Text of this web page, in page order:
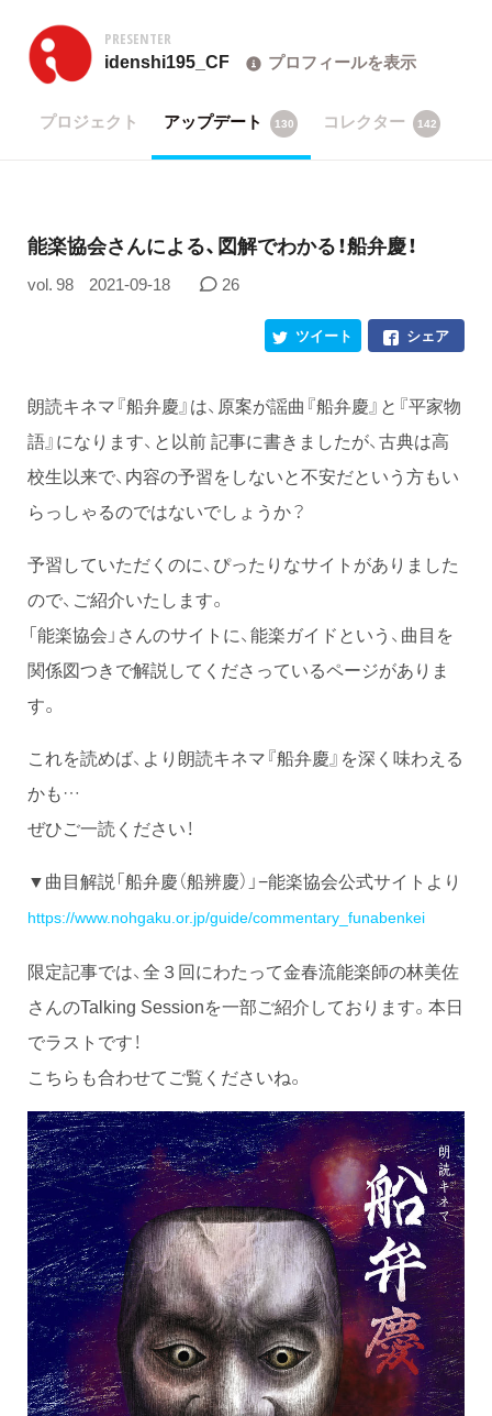
PRESENTER
idenshi195_CF プロフィールを表示
プロジェクト アップデート 130 コレクター 142
能楽協会さんによる、図解でわかる！船弁慶！
vol. 98 2021-09-18 26
シェア
ツイート
朗読キネマ『船弁慶』は、原案が謡曲『船弁慶』と『平家物
語』になります、と以前 記事に書きましたが、古典は高
校生以来で、内容の予習をしないと不安だという方もい
らっしゃるのではないでしょうか？
予習していただくのに、ぴったりなサイトがありました
ので、ご紹介いたします。
「能楽協会」さんのサイトに、能楽ガイドという、曲目を
関係図つきで解説してくださっているページがありま
す。
これを読めば、より朗読キネマ『船弁慶』を深く味わえる
かも…
ぜひご一読ください！
▼曲目解説「船弁慶（船辨慶）」−能楽協会公式サイトより
https://www.nohgaku.or.jp/guide/commentary_funabenkei
限定記事では、全３回にわたって金春流能楽師の林美佐
さんのTalking Sessionを一部ご紹介しております。本日
でラストです！
こちらも合わせてご覧くださいね。